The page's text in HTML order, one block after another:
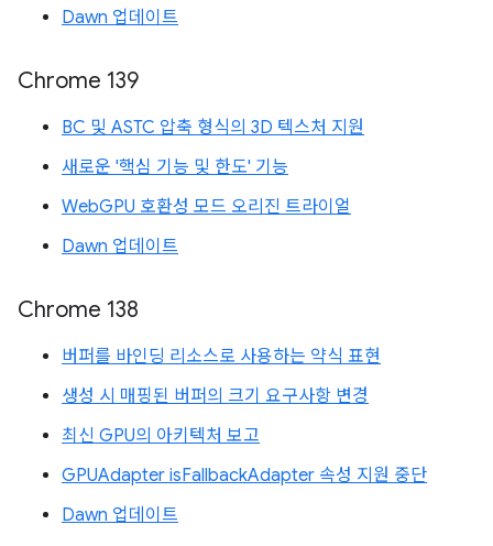
Dawn 업데이트
Chrome 139
BC 및 ASTC 압축 형식의 3D 텍스처 지원
새로운 '핵심 기능 및 한도' 기능
WebGPU 호환성 모드 오리진 트라이얼
Dawn 업데이트
Chrome 138
버퍼를 바인딩 리소스로 사용하는 약식 표현
생성 시 매핑된 버퍼의 크기 요구사항 변경
최신 GPU의 아키텍처 보고
GPUAdapter isFallbackAdapter 속성 지원 중단
Dawn 업데이트